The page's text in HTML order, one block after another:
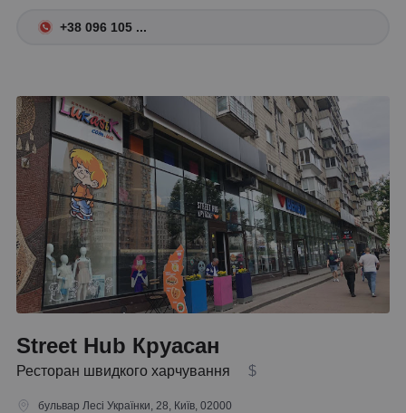
+38 096 105 ...
Street Hub Круасан
Ресторан швидкого харчування $
бульвар Лесі Українки, 28, Київ, 02000